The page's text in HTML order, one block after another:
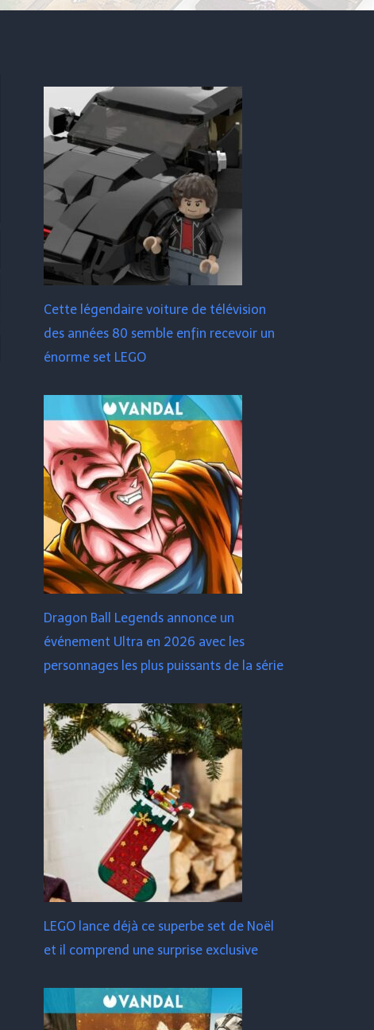
Cette légendaire voiture de télévision
des années 80 semble enfin recevoir un
énorme set LEGO
Dragon Ball Legends annonce un
événement Ultra en 2026 avec les
personnages les plus puissants de la série
LEGO lance déjà ce superbe set de Noël
et il comprend une surprise exclusive